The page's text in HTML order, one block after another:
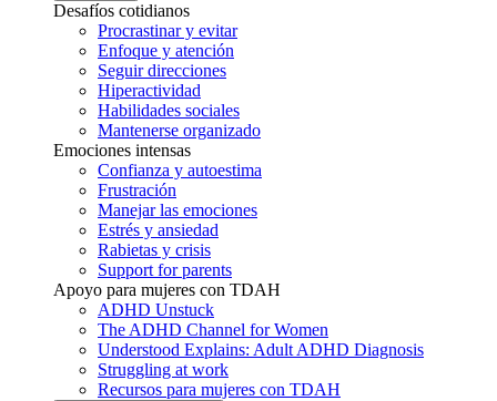
Desafíos cotidianos
Procrastinar y evitar
Enfoque y atención
Seguir direcciones
Hiperactividad
Habilidades sociales
Mantenerse organizado
Emociones intensas
Confianza y autoestima
Frustración
Manejar las emociones
Estrés y ansiedad
Rabietas y crisis
Support for parents
Apoyo para mujeres con TDAH
ADHD Unstuck
The ADHD Channel for Women
Understood Explains: Adult ADHD Diagnosis
Struggling at work
Recursos para mujeres con TDAH